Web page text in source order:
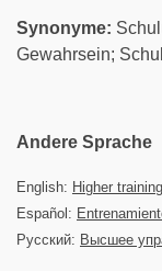
Synonyme:
Gewahrsein;
Andere Sprache
English: Higher
Español:
Русский: Высшее